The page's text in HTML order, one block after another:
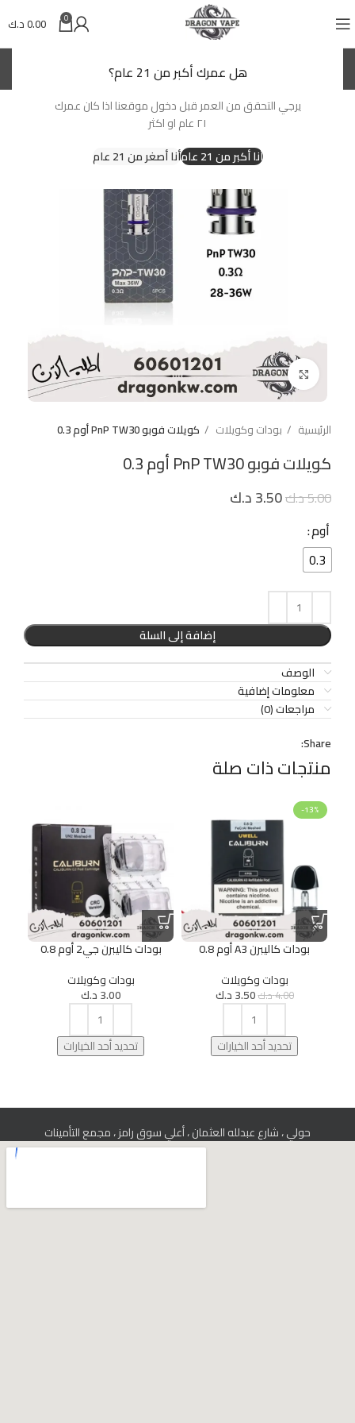
هل عمرك أكبر من 21 عام؟
يرجي التحقق من العمر قبل دخول موقعنا اذا كان عمرك
٢١ عام او اكثر
أنا أكبر من 21 عام
أنا أصغر من 21 عام
0
0.00د.ك
Click to enlarge
الرئيسية بودات وكويلات كويلات فوبو PnP TW30 أوم 0.3
كويلات فوبو PnP TW30 أوم 0.3
5.00د.ك3.50د.ك
أوم
0.3
إضافة إلى السلة
الوصف
معلومات إضافية
مراجعات (0)
Share:
منتجات ذات صلة
-13%
بودات كاليبرن A3 أوم 0.8
بودات وكويلات
4.00د.ك3.50د.ك
تحديد أحد الخيارات
بودات كاليبرن جي2 أوم 0.8
بودات وكويلات
3.00د.ك
تحديد أحد الخيارات
حولي ، شارع عبدلله العثمان ، أعلي سوق رامز ، مجمع التأمينات